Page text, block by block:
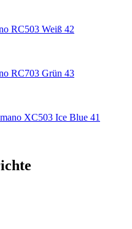
RC503 Weiß 42
RC703 Grün 43
XC503 Ice Blue 41